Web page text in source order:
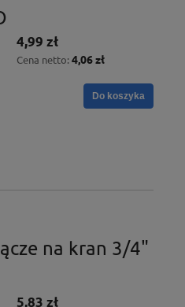
4,99 zł
Cena netto: 4,06 zł
Do koszyka
na kran 3/4"
5,83 zł